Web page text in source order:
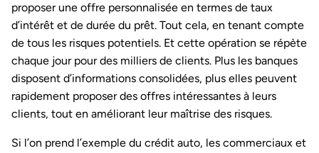
proposer une offre personnalisée en termes de taux
d’intérêt et de durée du prêt. Tout cela, en tenant compte
de tous les risques potentiels. Et cette opération se répète
chaque jour pour des milliers de clients. Plus les banques
disposent d’informations consolidées, plus elles peuvent
rapidement proposer des offres intéressantes à leurs
clients, tout en améliorant leur maîtrise des risques.
Si l’on prend l’exemple du crédit auto, les commerciaux et